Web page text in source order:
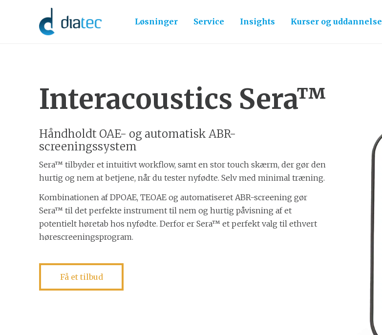
Løsninger Service Insights Kurser og uddannelse
Interacoustics Sera™
Håndholdt OAE- og automatisk ABR-
screeningssystem
Sera™ tilbyder et intuitivt workflow, samt en stor touch skærm, der gør den
hurtig og nem at betjene, når du tester nyfødte. Selv med minimal træning.
Kombinationen af DPOAE, TEOAE og automatiseret ABR-screening gør
Sera™ til det perfekte instrument til nem og hurtig påvisning af et
potentielt høretab hos nyfødte. Derfor er Sera™ et perfekt valg til ethvert
hørescreeningsprogram.
Få et tilbud